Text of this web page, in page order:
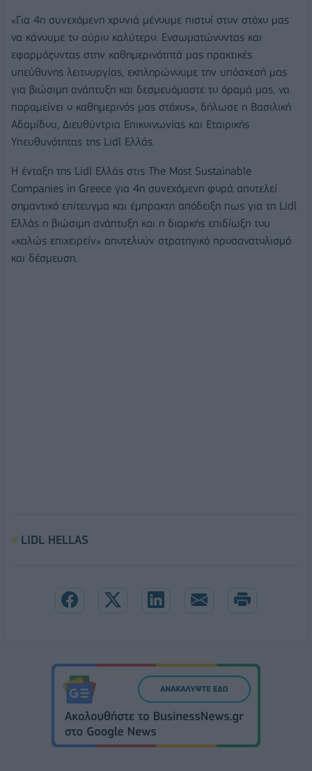
«Για 4η συνεχόμενη χρονιά μένουμε πιστοί στον στόχο μας
να κάνουμε το αύριο καλύτερο. Ενσωματώνοντας και
εφαρμόζοντας στην καθημερινότητά μας πρακτικές
υπεύθυνης λειτουργίας, εκπληρώνουμε την υπόσχεσή μας
για βιώσιμη ανάπτυξη και δεσμευόμαστε το όραμά μας, να
παραμείνει ο καθημερινός μας στόχος», δήλωσε η Βασιλική
Αδαμίδου, Διευθύντρια Επικοινωνίας και Εταιρικής
Υπευθυνότητας της Lidl Ελλάς.
Η ένταξη της Lidl Ελλάς στις Τhe Most Sustainable
Companies in Greece για 4η συνεχόμενη φορά αποτελεί
σημαντικό επίτευγμα και έμπρακτη απόδειξη πως για τη Lidl
Ελλάς η βιώσιμη ανάπτυξη και η διαρκής επιδίωξη του
«καλώς επιχειρείν» αποτελούν στρατηγικό προσανατολισμό
και δέσμευση.
LIDL HELLAS